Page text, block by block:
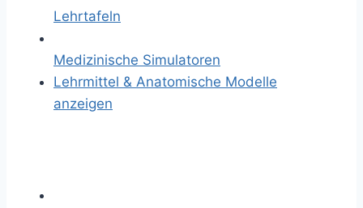
Lehrtafeln
Medizinische Simulatoren
Lehrmittel & Anatomische Modelle
anzeigen